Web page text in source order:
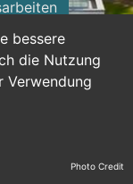
bessere
die Nutzung
Verwendung
Photo Credit